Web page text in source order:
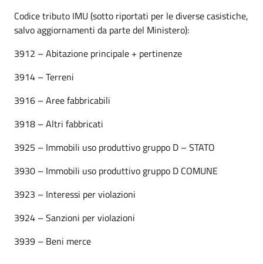
Codice tributo IMU (sotto riportati per le diverse casistiche,
salvo aggiornamenti da parte del Ministero):
3912 – Abitazione principale + pertinenze
3914 – Terreni
3916 – Aree fabbricabili
3918 – Altri fabbricati
3925 – Immobili uso produttivo gruppo D – STATO
3930 – Immobili uso produttivo gruppo D COMUNE
3923 – Interessi per violazioni
3924 – Sanzioni per violazioni
3939 – Beni merce